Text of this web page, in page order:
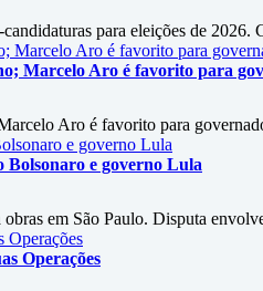
para eleições de
Marcelo Aro é favorito para
Aro é favorito para
Bolsonaro e governo Lula
em São Paulo. Disputa
Operações